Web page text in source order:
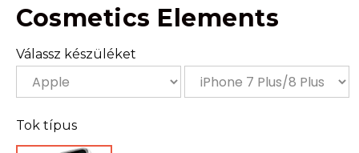
Cosmetics Elements
Válassz készüléket
Tok típus